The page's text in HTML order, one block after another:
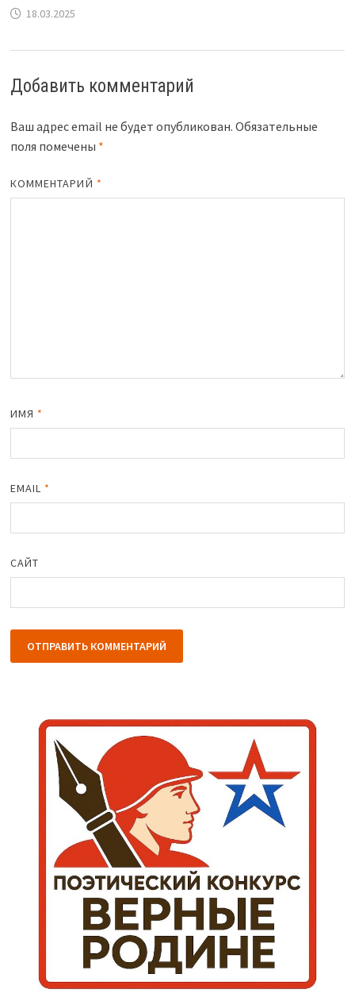
18.03.2025
Добавить комментарий
Ваш адрес email не будет опубликован. Обязательные
поля помечены *
КОММЕНТАРИЙ *
ИМЯ *
EMAIL *
САЙТ